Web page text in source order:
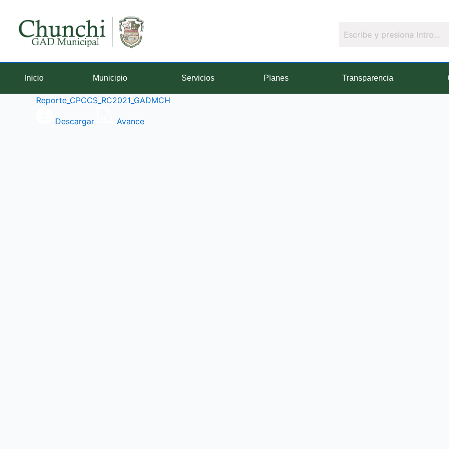
contenido
Inicio Municipio Servicios Planes Transparencia
Reporte_CPCCS_RC2021_GADMCH
Descargar Avance